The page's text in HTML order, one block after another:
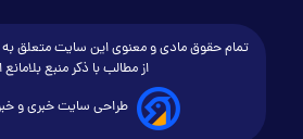
تمام حقوق مادی و معنوی این سایت متعلق
از مطالب با ذکر منبع
طراحی سایت خبری و